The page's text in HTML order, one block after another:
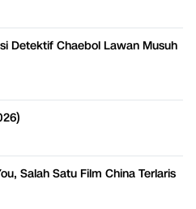
Detektif Chaebol Lawan Musuh
Salah Satu Film China Terlaris